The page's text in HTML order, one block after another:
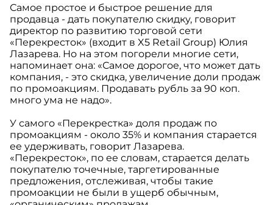
Самое простое и быстрое решение для
продавца - дать покупателю скидку, говорит
директор по развитию торговой сети
«Перекресток» (входит в X5 Retail Group) Юлия
Лазарева. Но на этом погорели многие сети,
напоминает она: «Самое дорогое, что может дать
компания, - это скидка, увеличение доли продаж
по промоакциям. Продавать рубль за 90 коп.
много ума не надо».
У самого «Перекрестка» доля продаж по
промоакциям - около 35% и компания старается
ее удерживать, говорит Лазарева.
«Перекресток», по ее словам, старается делать
покупателю точечные, таргетированные
предложения, отслеживая, чтобы такие
промоакции не были в ущерб обычным,